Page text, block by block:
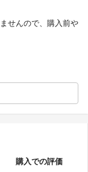
せんので、購入前や
購入での評価